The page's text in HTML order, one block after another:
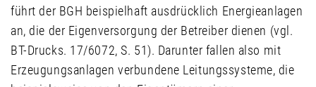
führt der BGH beispielhaft ausdrücklich Energieanlagen
an, die der Eigenversorgung der Betreiber dienen (vgl.
BT-Drucks. 17/6072, S. 51). Darunter fallen also mit
Erzeugungsanlagen verbundene Leitungssysteme, die